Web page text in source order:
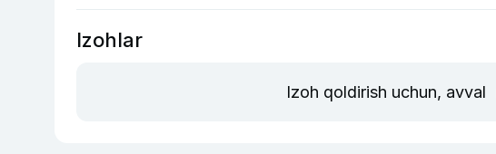
Izohlar
Izoh qoldirish uchun, avval